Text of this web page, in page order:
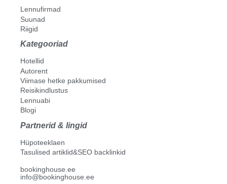
Lennufirmad
Suunad
Riigid
Kategooriad
Hotellid
Autorent
Viimase hetke pakkumised
Reisikindlustus
Lennuabi
Blogi
Partnerid & lingid
Hüpoteeklaen
Tasulised artiklid&SEO backlinkid
bookinghouse.ee
info@bookinghouse.ee